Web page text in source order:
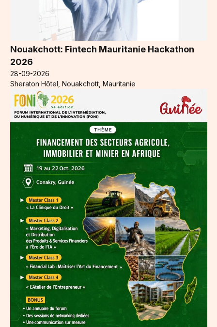
Nouakchott: Fintech Mauritanie Hackathon
2026
28-09-2026
Sheraton Hôtel, Nouakchott, Mauritanie